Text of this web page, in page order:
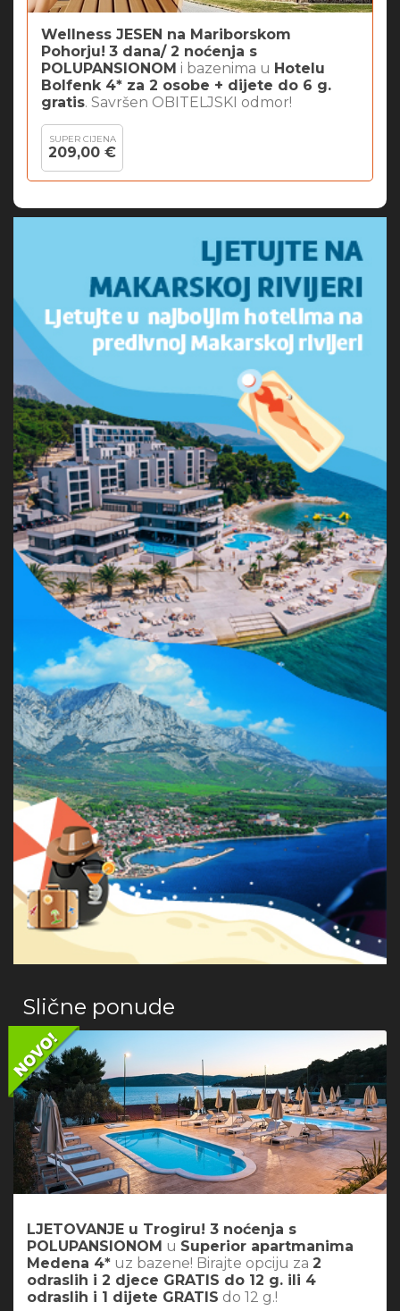
Wellness JESEN na Mariborskom
Pohorju! 3 dana/ 2 noćenja s
POLUPANSIONOM i bazenima u Hotelu
Bolfenk 4* za 2 osobe + dijete do 6 g.
gratis. Savršen OBITELJSKI odmor!
SUPER CIJENA
209,00 €
Slične ponude
LJETOVANJE u Trogiru! 3 noćenja s
POLUPANSIONOM u Superior apartmanima
Medena 4* uz bazene! Birajte opciju za 2
odraslih i 2 djece GRATIS do 12 g. ili 4
odraslih i 1 dijete GRATIS do 12 g.!